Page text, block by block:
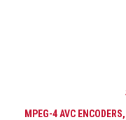
MPEG-4 AVC